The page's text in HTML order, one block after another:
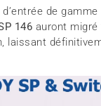
de
146 auront
laissant